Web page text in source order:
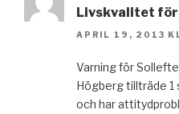
Livskvalitet
APRIL 19, 2013
Varning för
Högberg tillträde
och har